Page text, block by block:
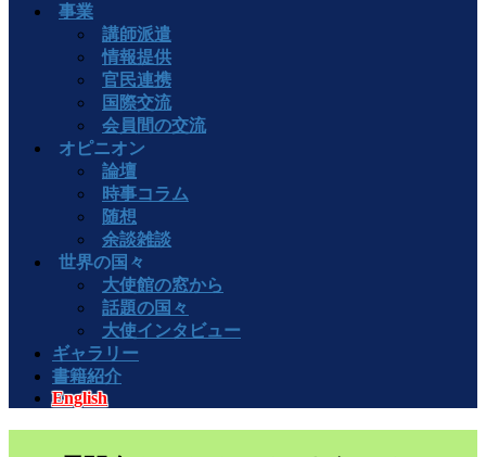
事業
講師派遣
情報提供
官民連携
国際交流
会員間の交流
オピニオン
論壇
時事コラム
随想
余談雑談
世界の国々
大使館の窓から
話題の国々
大使インタビュー
ギャラリー
書籍紹介
English